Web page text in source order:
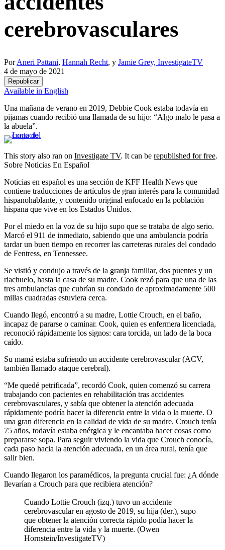
cerebrovasculares
PorAneri Pattani, Hannah Recht, y Jamie Grey, InvestigateTV
4 de mayo de 2021
Republicar
Available in English
Una mañana de verano en 2019, Debbie Cook estaba todavía en
pijamas cuando recibió una llamada de su hijo: “Algo malo le pasa a
la abuela”.
This story also ran on Investigate TV. It can be republished for free.
Sobre Noticias En Español
Noticias en español es una sección de KFF Health News que
contiene traducciones de artículos de gran interés para la comunidad
hispanohablante, y contenido original enfocado en la población
hispana que vive en los Estados Unidos.
Por el miedo en la voz de su hijo supo que se trataba de algo serio.
Marcó el 911 de inmediato, sabiendo que una ambulancia podría
tardar un buen tiempo en recorrer las carreteras rurales del condado
de Fentress, en Tennessee.
Se vistió y condujo a través de la granja familiar, dos puentes y un
riachuelo, hasta la casa de su madre. Cook rezó para que una de las
tres ambulancias que cubrían su condado de aproximadamente 500
millas cuadradas estuviera cerca.
Cuando llegó, encontró a su madre, Lottie Crouch, en el baño,
incapaz de pararse o caminar. Cook, quien es enfermera licenciada,
reconoció rápidamente los signos: cara torcida, un lado de la boca
caído.
Su mamá estaba sufriendo un accidente cerebrovascular (ACV,
también llamado ataque cerebral).
“Me quedé petrificada”, recordó Cook, quien comenzó su carrera
trabajando con pacientes en rehabilitación tras accidentes
cerebrovasculares, y sabía que obtener la atención adecuada
rápidamente podría hacer la diferencia entre la vida o la muerte. O
una gran diferencia en la calidad de vida de su madre. Crouch tenía
75 años, todavía estaba enérgica y le encantaba hacer cosas como
prepararse sopa. Para seguir viviendo la vida que Crouch conocía,
cada paso hacia la atención adecuada, en un área rural, tenía que
salir bien.
Cuando llegaron los paramédicos, la pregunta crucial fue: ¿A dónde
llevarían a Crouch para que recibiera atención?
Cuando Lottie Crouch (izq.) tuvo un accidente
cerebrovascular en agosto de 2019, su hija (der.), supo
que obtener la atención correcta rápido podía hacer la
diferencia entre la vida y la muerte. (Owen
Hornstein/InvestigateTV)